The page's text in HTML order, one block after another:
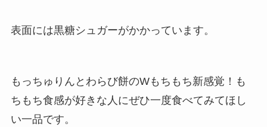
表面には黒糖シュガーがかかっています。
もっちゅりんとわらび餅のWもちもち新感覚！も
ちもち食感が好きな人にぜひ一度食べてみてほし
い一品です。